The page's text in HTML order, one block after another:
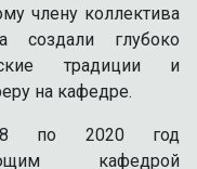
члену коллектива
создали глубоко
традиции и
на кафедре.
по 2020 год
кафедрой